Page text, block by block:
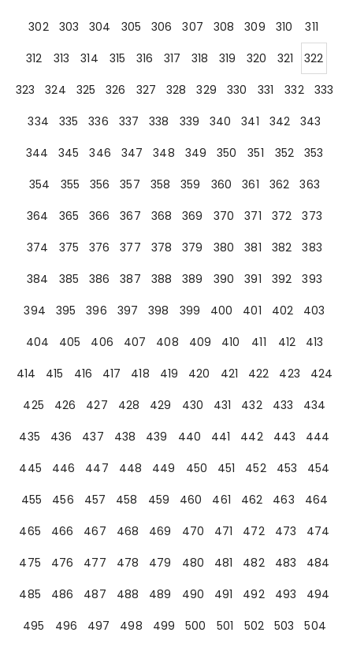
302
303 304 305 306 307 308 309 310
311
312
313 314 315 316 317 318 319 320 321
322
323
324 325 326 327 328 329 330 331 332
333
334
335 336 337 338 339 340 341 342
343
344
345 346 347 348 349 350 351 352
353
354
355 356 357 358 359 360 361 362
363
364
365 366 367 368 369 370 371 372
373
374
375 376 377 378 379 380 381 382
383
384
385 386 387 388 389 390 391 392
393
394
395 396 397 398 399 400 401 402
403
404
405 406 407 408 409 410 411 412
413
414
415 416 417 418 419 420 421 422 423
424
425
426 427 428 429 430 431 432 433
434
435
436 437 438 439 440 441 442 443
444
445
446 447 448 449 450 451 452 453
454
455
456 457 458 459 460 461 462 463
464
465
466 467 468 469 470 471 472 473
474
475
476 477 478 479 480 481 482 483
484
485
486 487 488 489 490 491 492 493
494
495
496 497 498 499 500 501 502 503
504